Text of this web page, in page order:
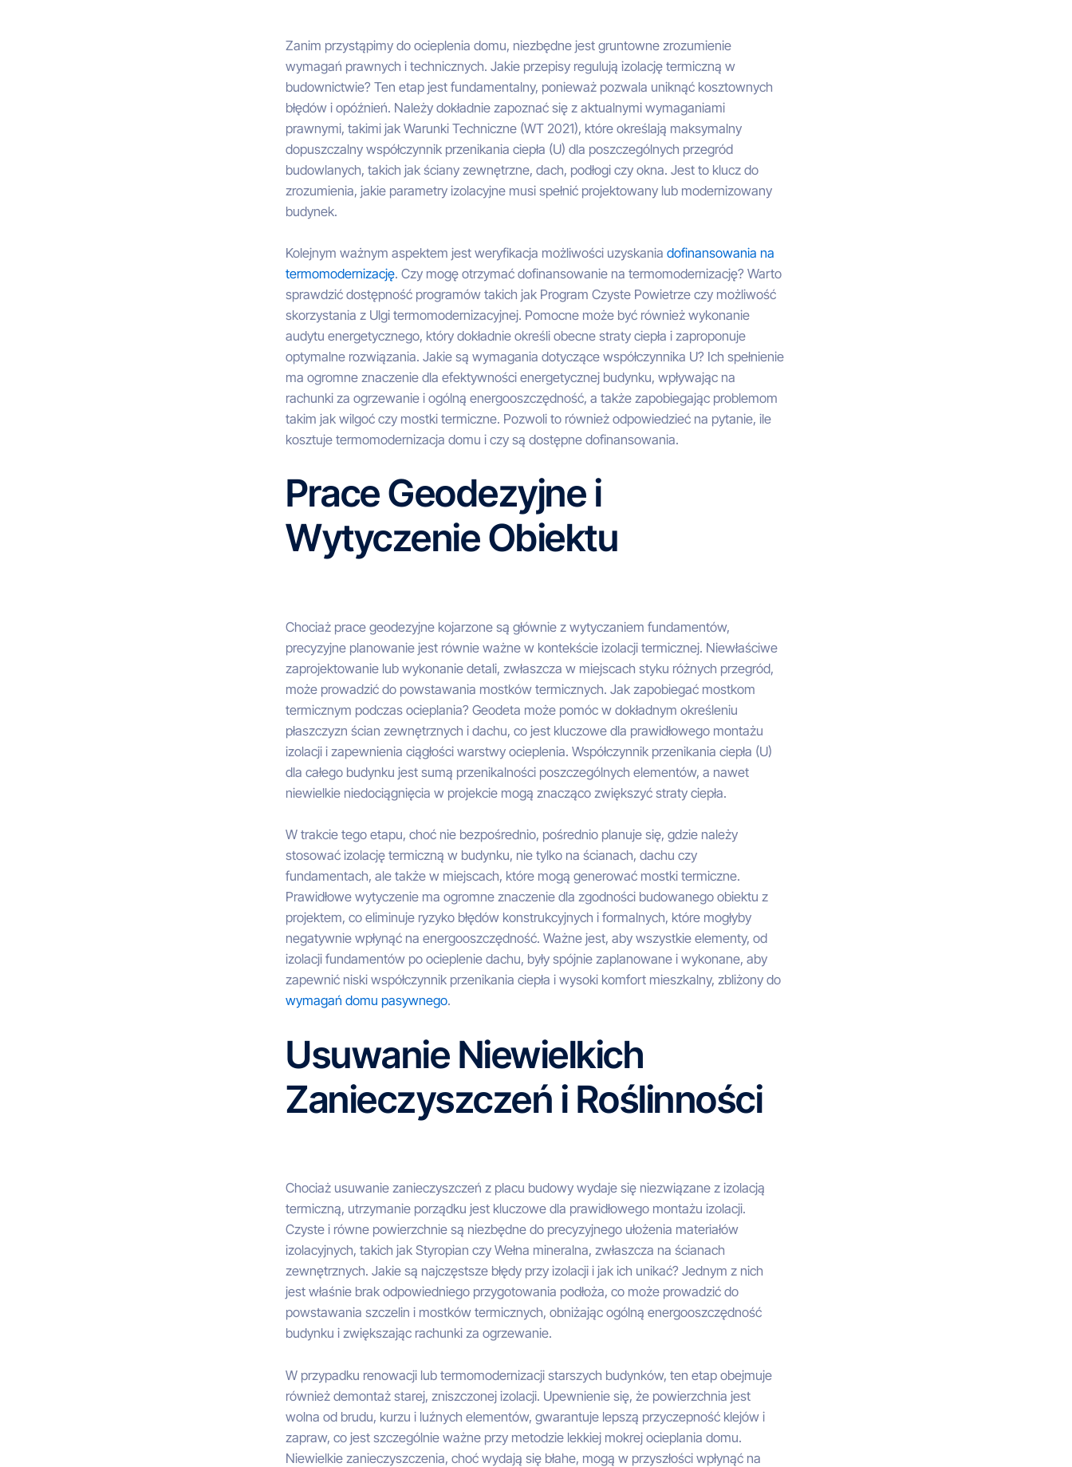
Zanim przystąpimy do ocieplenia domu, niezbędne jest gruntowne zrozumienie
wymagań prawnych i technicznych. Jakie przepisy regulują izolację termiczną w
budownictwie? Ten etap jest fundamentalny, ponieważ pozwala uniknąć kosztownych
błędów i opóźnień. Należy dokładnie zapoznać się z aktualnymi wymaganiami
prawnymi, takimi jak Warunki Techniczne (WT 2021), które określają maksymalny
dopuszczalny współczynnik przenikania ciepła (U) dla poszczególnych przegród
budowlanych, takich jak ściany zewnętrzne, dach, podłogi czy okna. Jest to klucz do
zrozumienia, jakie parametry izolacyjne musi spełnić projektowany lub modernizowany
budynek.
Kolejnym ważnym aspektem jest weryfikacja możliwości uzyskaniadofinansowania na
termomodernizację. Czy mogę otrzymać dofinansowanie na termomodernizację? Warto
sprawdzić dostępność programów takich jak Program Czyste Powietrze czy możliwość
skorzystania z Ulgi termomodernizacyjnej. Pomocne może być również wykonanie
audytu energetycznego, który dokładnie określi obecne straty ciepła i zaproponuje
optymalne rozwiązania. Jakie są wymagania dotyczące współczynnika U? Ich spełnienie
ma ogromne znaczenie dla efektywności energetycznej budynku, wpływając na
rachunki za ogrzewanie i ogólną energooszczędność, a także zapobiegając problemom
takim jak wilgoć czy mostki termiczne. Pozwoli to również odpowiedzieć na pytanie, ile
kosztuje termomodernizacja domu i czy są dostępne dofinansowania.
Prace Geodezyjne i
Wytyczenie Obiektu
Chociaż prace geodezyjne kojarzone są głównie z wytyczaniem fundamentów,
precyzyjne planowanie jest równie ważne w kontekście izolacji termicznej. Niewłaściwe
zaprojektowanie lub wykonanie detali, zwłaszcza w miejscach styku różnych przegród,
może prowadzić do powstawania mostków termicznych. Jak zapobiegać mostkom
termicznym podczas ocieplania? Geodeta może pomóc w dokładnym określeniu
płaszczyzn ścian zewnętrznych i dachu, co jest kluczowe dla prawidłowego montażu
izolacji i zapewnienia ciągłości warstwy ocieplenia. Współczynnik przenikania ciepła (U)
dla całego budynku jest sumą przenikalności poszczególnych elementów, a nawet
niewielkie niedociągnięcia w projekcie mogą znacząco zwiększyć straty ciepła.
W trakcie tego etapu, choć nie bezpośrednio, pośrednio planuje się, gdzie należy
stosować izolację termiczną w budynku, nie tylko na ścianach, dachu czy
fundamentach, ale także w miejscach, które mogą generować mostki termiczne.
Prawidłowe wytyczenie ma ogromne znaczenie dla zgodności budowanego obiektu z
projektem, co eliminuje ryzyko błędów konstrukcyjnych i formalnych, które mogłyby
negatywnie wpłynąć na energooszczędność. Ważne jest, aby wszystkie elementy, od
izolacji fundamentów po ocieplenie dachu, były spójnie zaplanowane i wykonane, aby
zapewnić niski współczynnik przenikania ciepła i wysoki komfort mieszkalny, zbliżony do
wymagań domu pasywnego.
Usuwanie Niewielkich
Zanieczyszczeń i Roślinności
Chociaż usuwanie zanieczyszczeń z placu budowy wydaje się niezwiązane z izolacją
termiczną, utrzymanie porządku jest kluczowe dla prawidłowego montażu izolacji.
Czyste i równe powierzchnie są niezbędne do precyzyjnego ułożenia materiałów
izolacyjnych, takich jak Styropian czy Wełna mineralna, zwłaszcza na ścianach
zewnętrznych. Jakie są najczęstsze błędy przy izolacji i jak ich unikać? Jednym z nich
jest właśnie brak odpowiedniego przygotowania podłoża, co może prowadzić do
powstawania szczelin i mostków termicznych, obniżając ogólną energooszczędność
budynku i zwiększając rachunki za ogrzewanie.
W przypadku renowacji lub termomodernizacji starszych budynków, ten etap obejmuje
również demontaż starej, zniszczonej izolacji. Upewnienie się, że powierzchnia jest
wolna od brudu, kurzu i luźnych elementów, gwarantuje lepszą przyczepność klejów i
zapraw, co jest szczególnie ważne przy metodzie lekkiej mokrej ocieplania domu.
Niewielkie zanieczyszczenia, choć wydają się błahe, mogą w przyszłości wpłynąć na